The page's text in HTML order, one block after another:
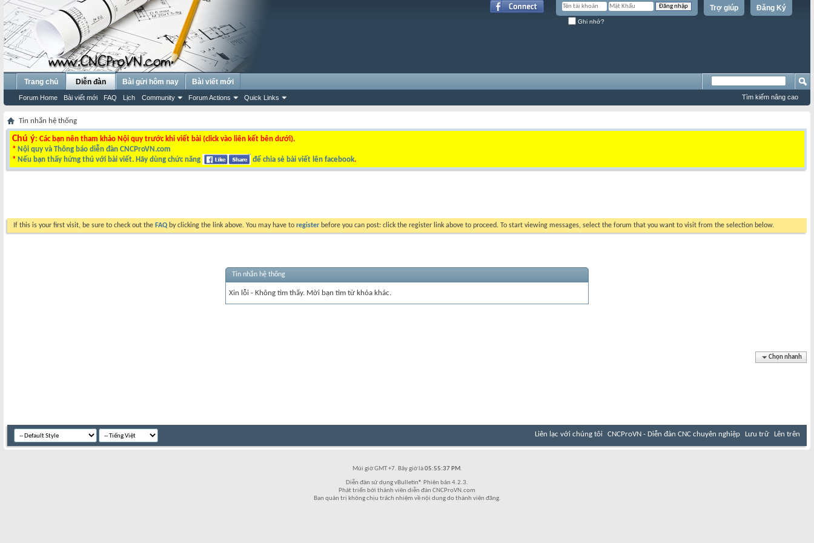
Đăng Ký
Trợ giúp
Ghi nhớ?
Trang chủ Diễn đàn
Forum Home Bài viết mới FAQ Lịch Community Forum Actions Quick Links
Bài gửi hôm nay Bài viết mới
Tìm kiếm nâng cao
Tin nhắn hệ thống
Chú ý: Các bạn nên tham khảo Nội quy trước khi viết bài (click vào liên kết bên dưới).
* Nội quy và Thông báo diễn đàn CNCProVN.com
* Nếu bạn thấy hứng thú với bài viết. Hãy dùng chức năng để chia sẻ bài viết lên facebook.
If this is your first visit, be sure to check out the FAQ by clicking the link above. You may have to register before you can post: click the register link above to proceed. To start viewing messages, select the forum that you want to visit from the selection below.
Tin nhắn hệ thống
Xin lỗi - Không tìm thấy. Mời bạn tìm từ khóa khác.
Chọn nhanh
Liên lạc với chúng tôi CNCProVN - Diễn đàn CNC chuyên nghiệp Lưu trữ Lên trên
Múi giờ GMT +7. Bây giờ là05:55:37 PM.
Diễn đàn sử dụng vBulletin® Phiên bản 4.2.3.
Phát triển bởi thành viên diễn đàn CNCProVN.com
Ban quản trị không chịu trách nhiệm về nội dung do thành viên đăng.